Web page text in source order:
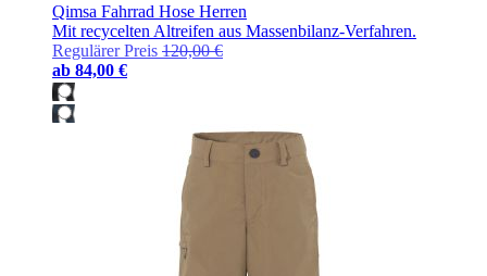
Qimsa Fahrrad Hose Herren
Mit recycelten Altreifen aus Massenbilanz-Verfahren.
Regulärer Preis 120,00 €
ab 84,00 €